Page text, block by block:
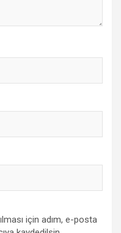
için adım, e-posta